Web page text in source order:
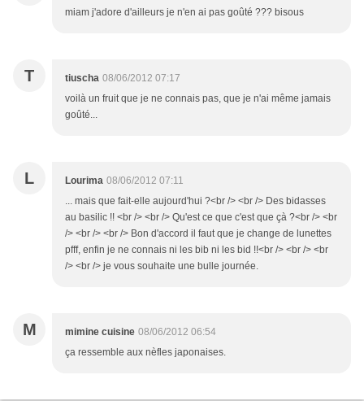
miam j'adore d'ailleurs je n'en ai pas goûté ??? bisous
T tiuscha 08/06/2012 07:17
voilà un fruit que je ne connais pas, que je n'ai même jamais
goûté...
L Lourima 08/06/2012 07:11
... mais que fait-elle aujourd'hui ?<br /> <br /> Des bidasses
au basilic !! <br /> <br /> Qu'est ce que c'est que çà ?<br /> <br
/> <br /> <br /> Bon d'accord il faut que je change de lunettes
pfff, enfin je ne connais ni les bib ni les bid !!<br /> <br /> <br
/> <br /> je vous souhaite une bulle journée.
M mimine cuisine 08/06/2012 06:54
ça ressemble aux nèfles japonaises.